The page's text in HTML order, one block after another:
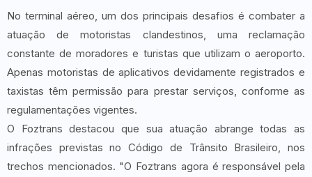
No terminal aéreo, um dos principais desafios é combater a
atuação de motoristas clandestinos, uma reclamação
constante de moradores e turistas que utilizam o aeroporto.
Apenas motoristas de aplicativos devidamente registrados e
taxistas têm permissão para prestar serviços, conforme as
regulamentações vigentes.
O Foztrans destacou que sua atuação abrange todas as
infrações previstas no Código de Trânsito Brasileiro, nos
trechos mencionados. "O Foztrans agora é responsável pela